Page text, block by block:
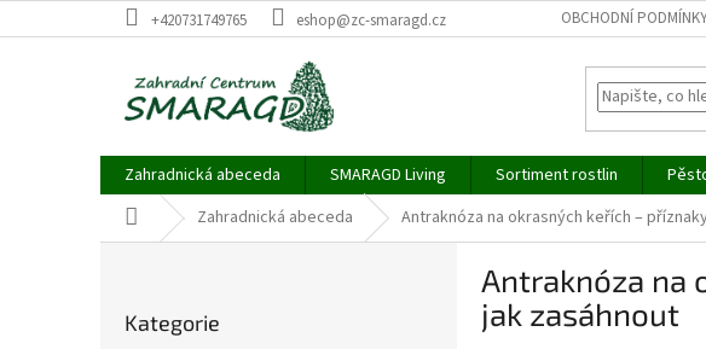
na
+420731749765 eshop@zc-smaragd.cz OBCHODNÍ
Zahradnická abeceda SMARAGD Living Sortiment rostlin
Domů Zahradnická abeceda Antraknóza na okrasných keřích –
kategorie
Kategorie
Antraknóza na
jak zasáhnout